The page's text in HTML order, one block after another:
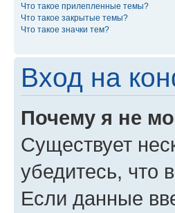
Что такое прилепленные темы?
Что такое закрытые темы?
Что такое значки тем?
Вход на
Почему я не
Существует
убедитесь, что
Если данные